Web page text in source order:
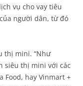
vụ cho vay tiêu
người dân, từ đó
thị mini. “Như
siêu thị mini với các
Food, hay Vinmart +